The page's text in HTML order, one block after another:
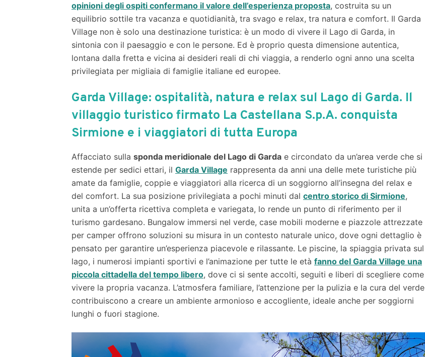
opinioni degli ospiti confermano il valore dell’esperienza proposta, costruita su un
equilibrio sottile tra vacanza e quotidianità, tra svago e relax, tra natura e comfort. Il Garda
Village non è solo una destinazione turistica: è un modo di vivere il Lago di Garda, in
sintonia con il paesaggio e con le persone. Ed è proprio questa dimensione autentica,
lontana dalla fretta e vicina ai desideri reali di chi viaggia, a renderlo ogni anno una scelta
privilegiata per migliaia di famiglie italiane ed europee.
Garda Village: ospitalità, natura e relax sul Lago di Garda. Il
villaggio turistico firmato La Castellana S.p.A. conquista
Sirmione e i viaggiatori di tutta Europa
Affacciato sulla sponda meridionale del Lago di Garda e circondato da un’area verde che si
estende per sedici ettari, il Garda Village rappresenta da anni una delle mete turistiche più
amate da famiglie, coppie e viaggiatori alla ricerca di un soggiorno all’insegna del relax e
del comfort. La sua posizione privilegiata a pochi minuti dal centro storico di Sirmione,
unita a un’offerta ricettiva completa e variegata, lo rende un punto di riferimento per il
turismo gardesano. Bungalow immersi nel verde, case mobili moderne e piazzole attrezzate
per camper offrono soluzioni su misura in un contesto naturale unico, dove ogni dettaglio è
pensato per garantire un’esperienza piacevole e rilassante. Le piscine, la spiaggia privata sul
lago, i numerosi impianti sportivi e l’animazione per tutte le età fanno del Garda Village una
piccola cittadella del tempo libero, dove ci si sente accolti, seguiti e liberi di scegliere come
vivere la propria vacanza. L’atmosfera familiare, l’attenzione per la pulizia e la cura del verde
contribuiscono a creare un ambiente armonioso e accogliente, ideale anche per soggiorni
lunghi o fuori stagione.